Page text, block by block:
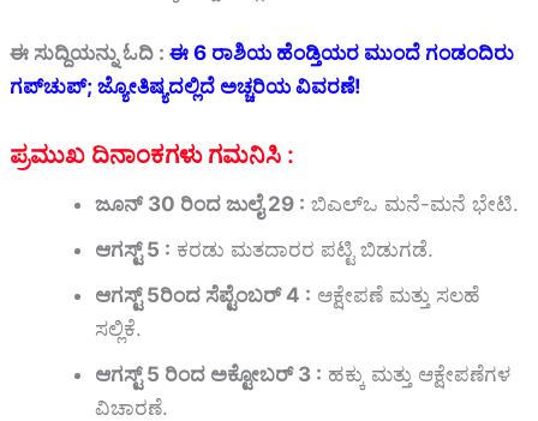
ಈ ಸುದ್ದಿಯನ್ನು ಓದಿ : ಈ 6 ರಾಶಿಯ ಹೆಂಡ್ತಿಯರ ಮುಂದೆ ಗಂಡಂದಿರು
ಗಪ್‌ಚುಪ್; ಜ್ಯೋತಿಷ್ಯದಲ್ಲಿದೆ ಅಚ್ಚರಿಯ ವಿವರಣೆ!
ಪ್ರಮುಖ ದಿನಾಂಕಗಳು ಗಮನಿಸಿ :
ಜೂನ್‌ 30 ರಿಂದ ಜುಲೈ 29 : ಬಿಎಲ್‌ಒ ಮನೆ-ಮನೆ ಭೇಟಿ.
ಆಗಸ್ಟ್‌ 5 : ಕರಡು ಮತದಾರರ ಪಟ್ಟಿ ಬಿಡುಗಡೆ.
ಆಗಸ್ಟ್‌ 5ರಿಂದ ಸೆಪ್ಟೆಂಬರ್‌ 4 : ಆಕ್ಷೇಪಣೆ ಮತ್ತು ಸಲಹೆ
ಸಲ್ಲಿಕೆ.
ಆಗಸ್ಟ್‌ 5 ರಿಂದ ಅಕ್ಟೋಬರ್‌ 3 : ಹಕ್ಕು ಮತ್ತು ಆಕ್ಷೇಪಣೆಗಳ
ವಿಚಾರಣೆ.